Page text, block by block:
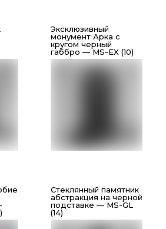
Эксклюзивный
монумент Арка с
кругом черный
габбро — MS-EX (10)
Стеклянный памятник
абстракция на черной
подставке — MS-GL
(14)